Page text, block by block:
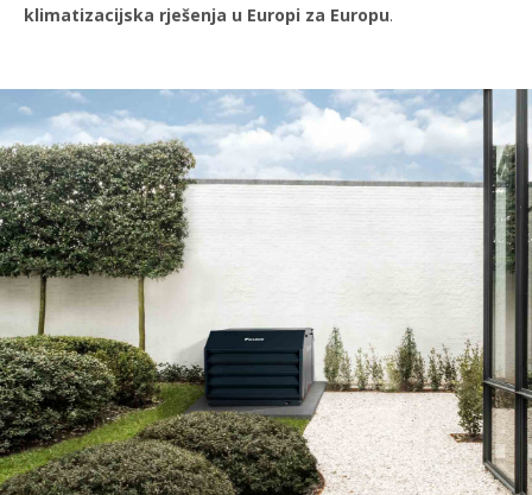
klimatizacijska rješenja u Europi za Europu.